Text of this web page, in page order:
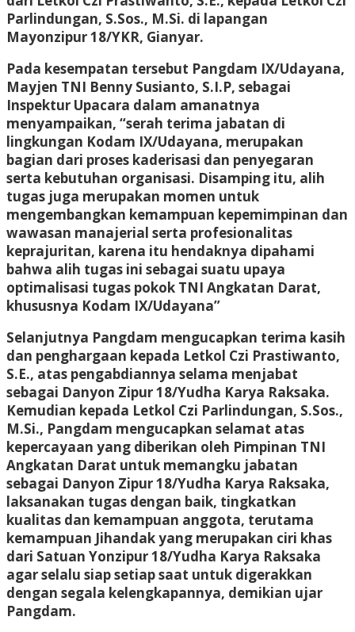
Parlindungan, S.Sos., M.Si. di lapangan
Mayonzipur 18/YKR, Gianyar.
Pada kesempatan tersebut Pangdam IX/Udayana,
Mayjen TNI Benny Susianto, S.I.P, sebagai
Inspektur Upacara dalam amanatnya
menyampaikan, “serah terima jabatan di
lingkungan Kodam IX/Udayana, merupakan
bagian dari proses kaderisasi dan penyegaran
serta kebutuhan organisasi. Disamping itu, alih
tugas juga merupakan momen untuk
mengembangkan kemampuan kepemimpinan dan
wawasan manajerial serta profesionalitas
keprajuritan, karena itu hendaknya dipahami
bahwa alih tugas ini sebagai suatu upaya
optimalisasi tugas pokok TNI Angkatan Darat,
khususnya Kodam IX/Udayana”
Selanjutnya Pangdam mengucapkan terima kasih
dan penghargaan kepada Letkol Czi Prastiwanto,
S.E., atas pengabdiannya selama menjabat
sebagai Danyon Zipur 18/Yudha Karya Raksaka.
Kemudian kepada Letkol Czi Parlindungan, S.Sos.,
M.Si., Pangdam mengucapkan selamat atas
kepercayaan yang diberikan oleh Pimpinan TNI
Angkatan Darat untuk memangku jabatan
sebagai Danyon Zipur 18/Yudha Karya Raksaka,
laksanakan tugas dengan baik, tingkatkan
kualitas dan kemampuan anggota, terutama
kemampuan Jihandak yang merupakan ciri khas
dari Satuan Yonzipur 18/Yudha Karya Raksaka
agar selalu siap setiap saat untuk digerakkan
dengan segala kelengkapannya, demikian ujar
Pangdam.